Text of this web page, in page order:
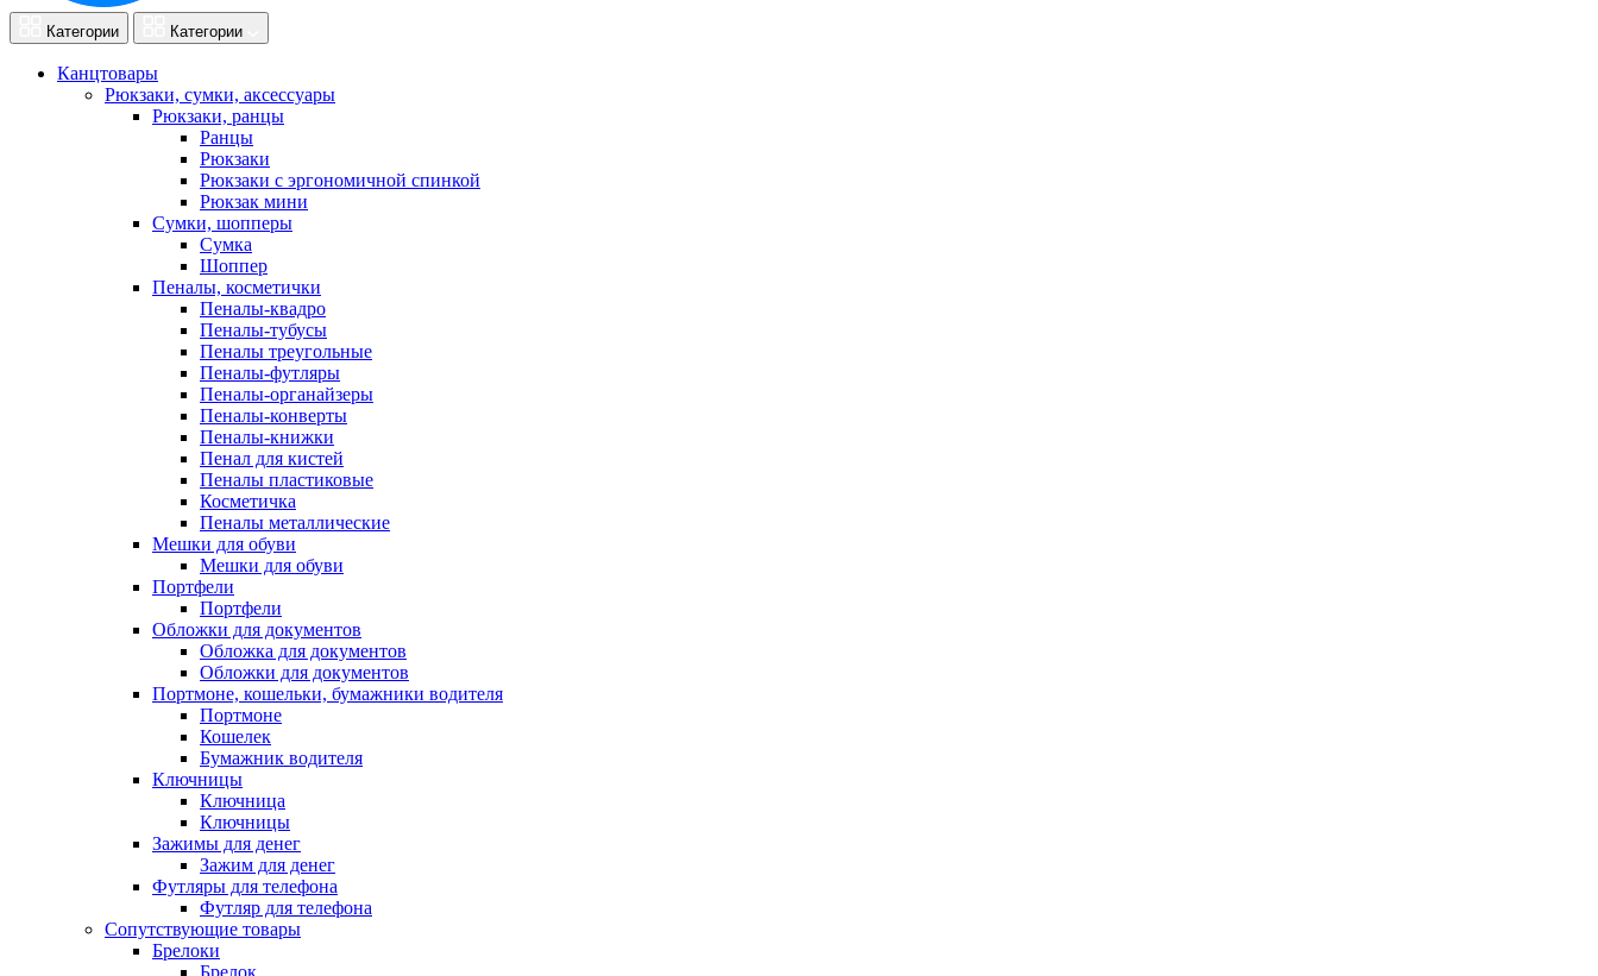
Категории Категории
Канцтовары
Рюкзаки, сумки, аксессуары
Рюкзаки, ранцы
Ранцы
Рюкзаки
Рюкзаки с эргономичной спинкой
Рюкзак мини
Сумки, шопперы
Сумка
Шоппер
Пеналы, косметички
Пеналы-квадро
Пеналы-тубусы
Пеналы треугольные
Пеналы-футляры
Пеналы-органайзеры
Пеналы-конверты
Пеналы-книжки
Пенал для кистей
Пеналы пластиковые
Косметичка
Пеналы металлические
Мешки для обуви
Мешки для обуви
Портфели
Портфели
Обложки для документов
Обложка для документов
Обложки для документов
Портмоне, кошельки, бумажники водителя
Портмоне
Кошелек
Бумажник водителя
Ключницы
Ключница
Ключницы
Зажимы для денег
Зажим для денег
Футляры для телефона
Футляр для телефона
Сопутствующие товары
Брелоки
Брелок